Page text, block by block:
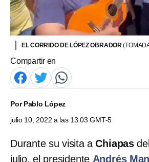
EL CORRIDO DE LÓPEZ OBRADOR
Compartir en
PorPablo López
julio 10, 2022 a las 13:03 GMT-5
Durante su visita aChiapas
julio, el presidente Andrés